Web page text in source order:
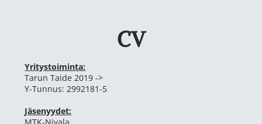
CV
Yritystoiminta:
Tarun Taide 2019 ->
​Y-Tunnus: 2992181-5
Jäsenyydet: